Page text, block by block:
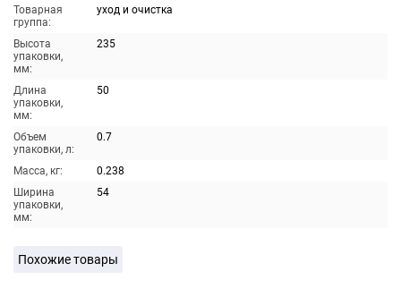
Товарная
группа:
уход и очистка
Высота
упаковки,
мм:
235
Длина
упаковки,
мм:
50
Объем
упаковки, л:
0.7
Масса, кг:
0.238
Ширина
упаковки,
мм:
54
Похожие товары